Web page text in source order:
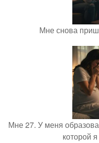
Мне снова
Мне 27. У меня
которой